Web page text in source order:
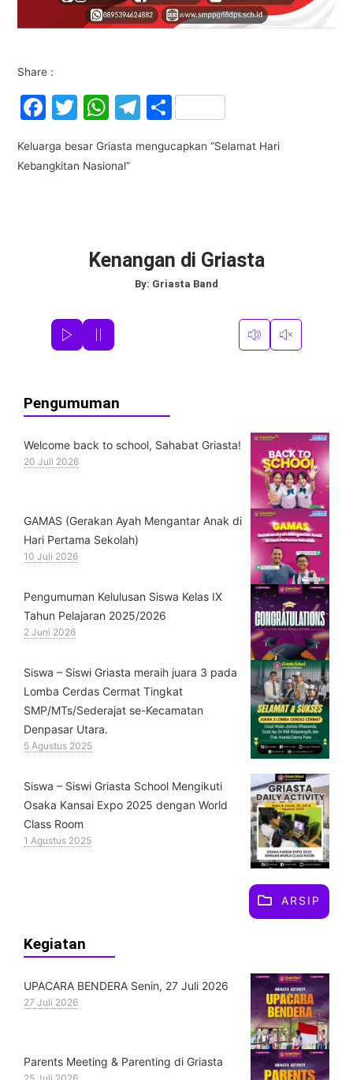
Share :
F
c
T
itt
W
at
p
T
e
S
ar
Keluarga besar Griasta mengucapkan “Selamat Hari
Kebangkitan Nasional”
Kenangan di Griasta
By: Griasta Band
Pengumuman
Welcome back to school, Sahabat Griasta!
20 Juli 2026
GAMAS (Gerakan Ayah Mengantar Anak di
Hari Pertama Sekolah)
10 Juli 2026
Pengumuman Kelulusan Siswa Kelas IX
Tahun Pelajaran 2025/2026
2 Juni 2026
Siswa – Siswi Griasta meraih juara 3 pada
Lomba Cerdas Cermat Tingkat
SMP/MTs/Sederajat se-Kecamatan
Denpasar Utara.
5 Agustus 2025
Siswa – Siswi Griasta School Mengikuti
Osaka Kansai Expo 2025 dengan World
Class Room
1 Agustus 2025
ARSIP
Kegiatan
UPACARA BENDERA Senin, 27 Juli 2026
27 Juli 2026
Parents Meeting & Parenting di Griasta